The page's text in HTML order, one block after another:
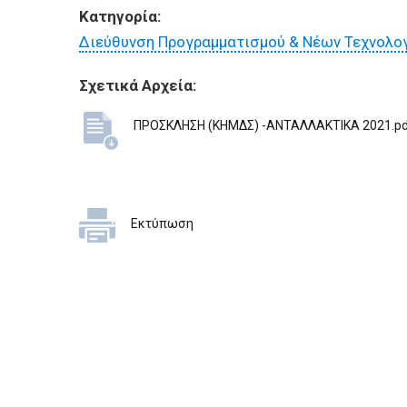
Κατηγορία:
Διεύθυνση Προγραμματισμού & Νέων
Σχετικά Αρχεία:
ΠΡΟΣΚΛΗΣΗ (ΚΗΜΔΣ) -ΑΝΤΑΛΛΑΚΤΙΚΑ
Εκτύπωση